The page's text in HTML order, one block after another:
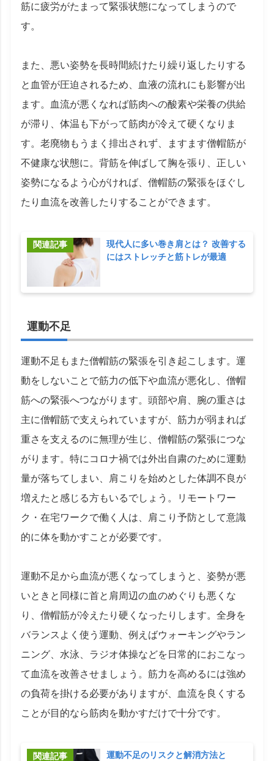
筋に疲労がたまって緊張状態になってしまうので
す。
また、悪い姿勢を長時間続けたり繰り返したりする
と血管が圧迫されるため、血液の流れにも影響が出
ます。血流が悪くなれば筋肉への酸素や栄養の供給
が滞り、体温も下がって筋肉が冷えて硬くなりま
す。老廃物もうまく排出されず、ますます僧帽筋が
不健康な状態に。背筋を伸ばして胸を張り、正しい
姿勢になるよう心がければ、僧帽筋の緊張をほぐし
たり血流を改善したりすることができます。
現代人に多い巻き肩とは？ 改善する
にはストレッチと筋トレが最適
運動不足
運動不足もまた僧帽筋の緊張を引き起こします。運
動をしないことで筋力の低下や血流が悪化し、僧帽
筋への緊張へつながります。頭部や肩、腕の重さは
主に僧帽筋で支えられていますが、筋力が弱まれば
重さを支えるのに無理が生じ、僧帽筋の緊張につな
がります。特にコロナ禍では外出自粛のために運動
量が落ちてしまい、肩こりを始めとした体調不良が
増えたと感じる方もいるでしょう。リモートワー
ク・在宅ワークで働く人は、肩こり予防として意識
的に体を動かすことが必要です。
運動不足から血流が悪くなってしまうと、姿勢が悪
いときと同様に首と肩周辺の血のめぐりも悪くな
り、僧帽筋が冷えたり硬くなったりします。全身を
バランスよく使う運動、例えばウォーキングやラン
ニング、水泳、ラジオ体操などを日常的におこなっ
て血流を改善させましょう。筋力を高めるには強め
の負荷を掛ける必要がありますが、血流を良くする
ことが目的なら筋肉を動かすだけで十分です。
運動不足のリスクと解消方法と